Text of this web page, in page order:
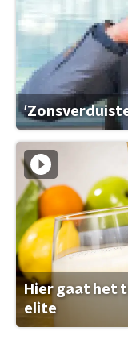
Hier gaat het
elite